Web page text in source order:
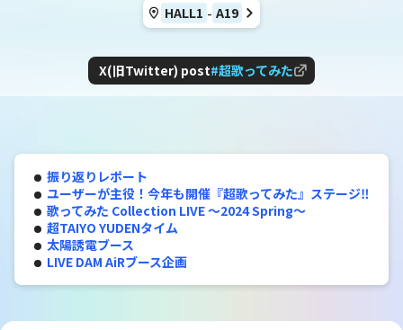
HALL1 - A19
X(旧Twitter) post#超歌ってみた
振り返りレポート
ユーザーが主役！今年も開催『超歌ってみた』ステージ‼
歌ってみた Collection LIVE 〜2024 Spring〜
超TAIYO YUDENタイム
太陽誘電ブース
LIVE DAM AiRブース企画